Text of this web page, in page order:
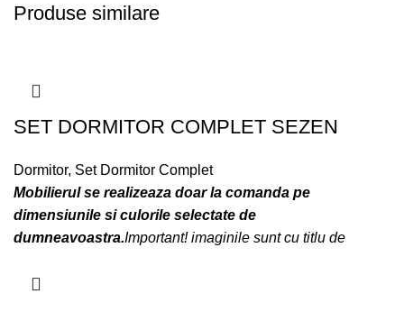
Produse similare
SET DORMITOR COMPLET SEZEN
Dormitor, Set Dormitor Complet
Mobilierul se realizeaza doar la comanda pe
dimensiunile si culorile selectate de
dumneavoastra.Important! imaginile sunt cu titlu de
incluse!